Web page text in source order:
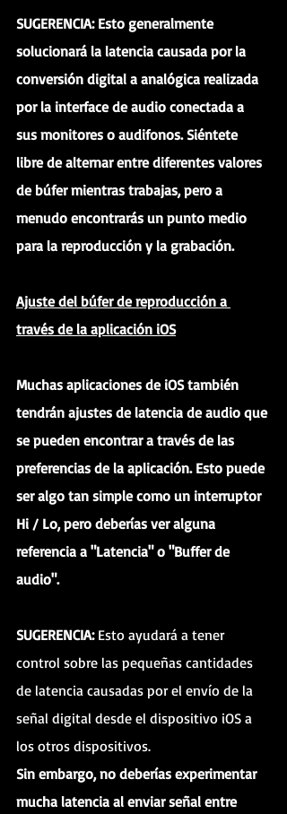
SUGERENCIA: Esto generalmente
solucionará la latencia causada por la
conversión digital a analógica realizada
por la interface de audio conectada a
sus monitores o audifonos. Siéntete
libre de alternar entre diferentes valores
de búfer mientras trabajas, pero a
menudo encontrarás un punto medio
para la reproducción y la grabación.
Ajuste del búfer de reproducción a
través de la aplicación iOS
Muchas aplicaciones de iOS también
tendrán ajustes de latencia de audio que
se pueden encontrar a través de las
preferencias de la aplicación. Esto puede
ser algo tan simple como un interruptor
Hi / Lo, pero deberías ver alguna
referencia a "Latencia" o "Buffer de
audio".
SUGERENCIA: Esto ayudará a tener
control sobre las pequeñas cantidades
de latencia causadas por el envío de la
señal digital desde el dispositivo iOS a
los otros dispositivos.
Sin embargo, no deberías experimentar
mucha latencia al enviar señal entre